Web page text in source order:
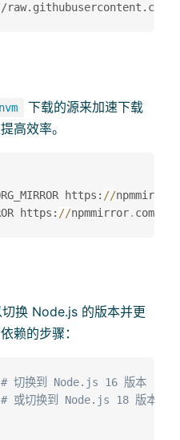
nvm
下载的源来加速下载
高效率。
https: //npmmirror
https: //npmmirror.
换 Node.js 的版本并更
赖的步骤：
# 切换到 Node.js 16 版本
# 或切换到 Node.js 18 版本